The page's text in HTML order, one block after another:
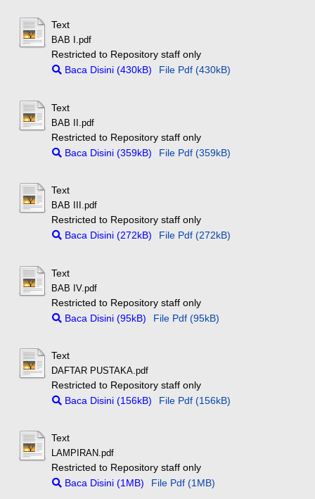
Text
BAB I.pdf
Restricted to Repository staff only
Baca Disini (430kB)
File Pdf (430kB)
Text
BAB II.pdf
Restricted to Repository staff only
Baca Disini (359kB)
File Pdf (359kB)
Text
BAB III.pdf
Restricted to Repository staff only
Baca Disini (272kB)
File Pdf (272kB)
Text
BAB IV.pdf
Restricted to Repository staff only
Baca Disini (95kB)
File Pdf (95kB)
Text
DAFTAR PUSTAKA.pdf
Restricted to Repository staff only
Baca Disini (156kB)
File Pdf (156kB)
Text
LAMPIRAN.pdf
Restricted to Repository staff only
Baca Disini (1MB)
File Pdf (1MB)